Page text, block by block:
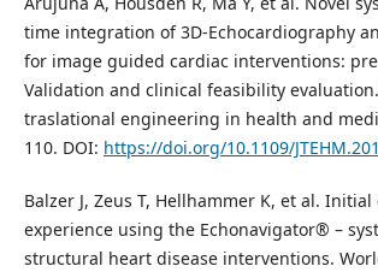
time integration of 3D-Echocardiography
for image guided cardiac interventions:
Validation and clinical feasibility evaluation.
traslational engineering in health and
110. DOI: https://doi.org/10.1109/
Balzer J, Zeus T, Hellhammer K, et al.
experience using the Echonavigator® –
structural heart disease interventions.